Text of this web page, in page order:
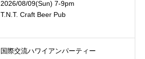
2026/08/09(Sun) 7-9pm
T.N.T. Craft Beer Pub
国際交流ハワイアンパーティー